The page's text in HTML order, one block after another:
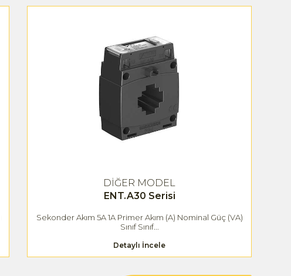
DİĞER MODEL
ENT.A30 Serisi
Sekonder Akım 5A 1A Primer Akım (A) Nominal Güç (VA)
Sınıf Sınıf...
Detaylı İncele